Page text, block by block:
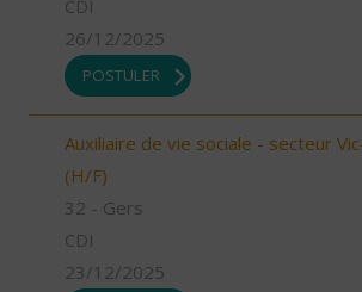
CDI
26/12/2025
POSTULER
Auxiliaire de vie sociale - secteur
(H/F)
32 - Gers
CDI
23/12/2025